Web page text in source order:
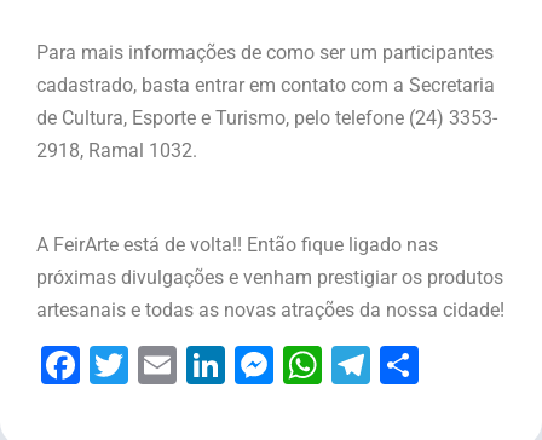
Para mais informações de como ser um participantes
cadastrado, basta entrar em contato com a Secretaria
de Cultura, Esporte e Turismo, pelo telefone (24) 3353-
2918, Ramal 1032.
A FeirArte está de volta!! Então fique ligado nas
próximas divulgações e venham prestigiar os produtos
artesanais e todas as novas atrações da nossa cidade!
Facebook
Twitter
EmailLinkedIn
Messenger
WhatsApp
Telegram